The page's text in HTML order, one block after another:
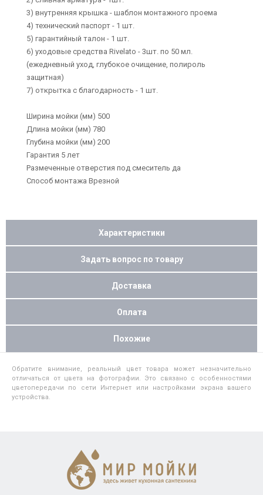
3) внутренняя крышка - шаблон монтажного проема
4) технический паспорт - 1 шт.
5) гарантийный талон - 1 шт.
6) уходовые средства Rivelato - 3шт. по 50 мл.
(ежедневный уход, глубокое очищение, полироль
защитная)
7) открытка с благодарность - 1 шт.
Ширина мойки (мм) 500
Длина мойки (мм) 780
Глубина мойки (мм) 200
Гарантия 5 лет
Размеченные отверстия под смеситель да
Способ монтажа Врезной
Характеристики
Задать вопрос по товару
Доставка
Оплата
Похожие
Обратите внимание, реальный цвет товара может незначительно
отличаться от цвета на фотографии. Это связано с особенностями
цветопередачи по сети Интернет или настройками экрана вашего
устройства.